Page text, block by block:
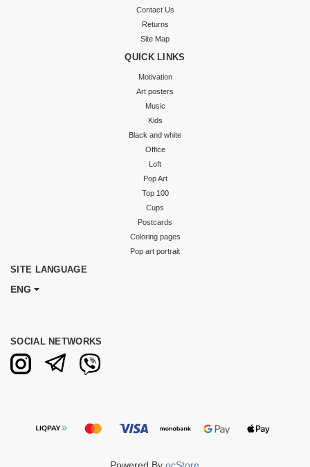
Contact Us
Returns
Site Map
QUICK LINKS
Motivation
Art posters
Music
Kids
Black and white
Office
Loft
Pop Art
Top 100
Cups
Postcards
Coloring pages
Pop art portrait
SITE LANGUAGE
ENG
SOCIAL NETWORKS